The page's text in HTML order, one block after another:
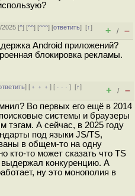
2025 [^] [^^] [^^^] [ответить][↑]
+ / –
Android приложений?
блокировка рекламы.
] [ ﹢﹢﹢] [ · · ·][↑]
+ / –
Во первых его ещё в 2014
системы и браузеры
тэгам. А сейчас, в 2025 году
под языки JS/TS,
в общем-то на одну
кто-то может сказать что TS
выдержал конкуренцию. А
ну это монополия в